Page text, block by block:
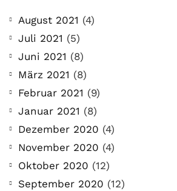
August 2021 (4)
Juli 2021 (5)
Juni 2021 (8)
März 2021 (8)
Februar 2021 (9)
Januar 2021 (8)
Dezember 2020 (4)
November 2020 (4)
Oktober 2020 (12)
September 2020 (12)